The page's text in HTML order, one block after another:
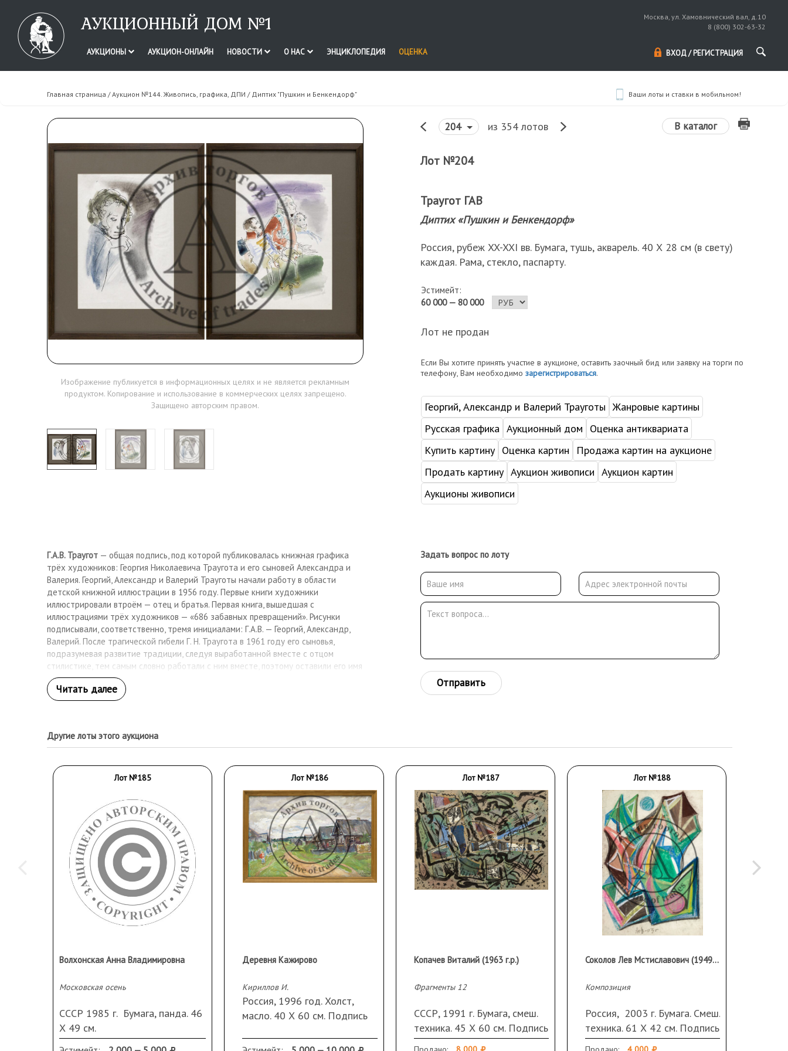
АУКЦИОННЫЙ ДОМ №1
Москва, ул. Хамовнический вал, д.10
8 (800) 302-63-32
АУКЦИОНЫ АУКЦИОН-ОНЛАЙН НОВОСТИ О НАС ЭНЦИКЛОПЕДИЯ ОЦЕНКА ВХОД / РЕГИСТРАЦИЯ
Главная страница /Аукцион №144. Живопись, графика, ДПИ / Диптих "Пушкин и Бенкендорф" Ваши лоты и ставки в мобильном!
Изображение публикуется в информационных целях и не является рекламным
продуктом. Копирование и использование в коммерческих целях запрещено.
Защищено авторским правом.
204 из 354 лотов В каталог
Лот №204
Траугот ГАВ
Диптих «Пушкин и Бенкендорф»
Россия, рубеж XX-XXI вв. Бумага, тушь, акварель. 40 Х 28 см (в свету)
каждая. Рама, стекло, паспарту.
Эстимейт:
60 000 — 80 000
Лот не продан
Если Вы хотите принять участие в аукционе, оставить заочный бид или заявку на торги по
телефону, Вам необходимо зарегистрироваться.
Георгий, Александр и Валерий Трауготы Жанровые картины
Русская графика Аукционный дом
Оценка антиквариата
Купить картину Оценка картин
Продажа картин на аукционе
Продать картину Аукцион живописи Аукцион картин
Аукционы живописи
Г.А.В. Траугот — общая подпись, под которой публиковалась книжная графика
трёх художников: Георгия Николаевича Траугота и его сыновей Александра и
Валерия. Георгий, Александр и Валерий Трауготы начали работу в области
детской книжной иллюстрации в 1956 году. Первые книги художники
иллюстрировали втроём — отец и братья. Первая книга, вышедшая с
иллюстрациями трёх художников — «686 забавных превращений». Рисунки
подписывали, соответственно, тремя инициалами: Г.А.В. — Георгий, Александр,
Валерий. После трагической гибели Г. Н. Траугота в 1961 году его сыновья,
подразумевая развитие традиции, следуя выработанной вместе с отцом
стилистике, тем самым словно работали с ним вместе, поэтому оставили его имя
в общей подписи. Художники Г. А. В. Траугот создали иллюстрации более чем к
200 книгам. Г.Георгий Николаевич Траугот
Петербурге. Детство и юность провёл в Сызрани. В 1921—1926 годах. учился
В блокаду находился вместе с матерью в осаждённом городе, и в это время
графический «блокадный цикл». Учился в СХШ при ИЖСА в 1944—1950 году. С
1965 — член СХ. Работает в живописи, станковой и книжной графике, также в
скульптуре и в пластике малых форм. С 1992 года живёт в Париже. С 1999 —
заслуженный художник РФ. В.
Валерий Георгиевич Траугот(23 июня 1936,
Ленинград — 5 октября 2009, Санкт-Петербург) — Член Союза художников
России (с 1965 года), председатель бюро секции графики Союза художников
Санкт-Петербурга.
Задать вопрос по лоту
Отправить
Другие лоты этого аукциона
Лот №185
Волхонская Анна Владимировна
Московская осень
СССР 1985 г. Бумага, панда. 46
Х 49 см.
Лот №186
Деревня Кажирово
Кириллов И.
Россия, 1996 год. Холст,
масло. 40 Х 60 см. Подпись
Лот №187
Копачев Виталий (1963 г.р.)
Фрагменты 12
СССР, 1991 г. Бумага, смеш.
техника. 45 Х 60 см. Подпись
слева внизу.
Лот №188
Соколов Лев Мстиславович (1949–2008 гг.)
Композиция
Россия, 2003 г. Бумага. Смеш.
техника. 61 Х 42 см. Подпись
и дата внизу посередине.